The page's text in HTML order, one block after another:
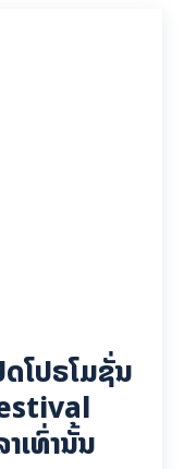
ໂປຣໂມຊັ່ນ
ເທົ່ານັ້ນ